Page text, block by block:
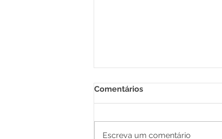
Comentários
Escreva um comentário